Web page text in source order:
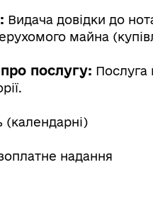
Видача довідки до
майна
послугу: Послуга
(календарні)
надання